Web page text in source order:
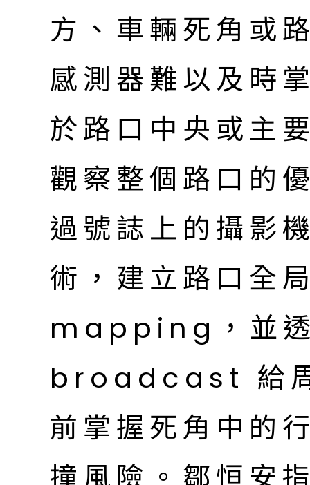
方、車輛死角或
感測器難以及時
於路口中央或主
觀察整個路口的
過號誌上的攝影
術，建立路口全
mapping，並透
broadcast 給周
前掌握死角中的
撞風險。鄒恒安